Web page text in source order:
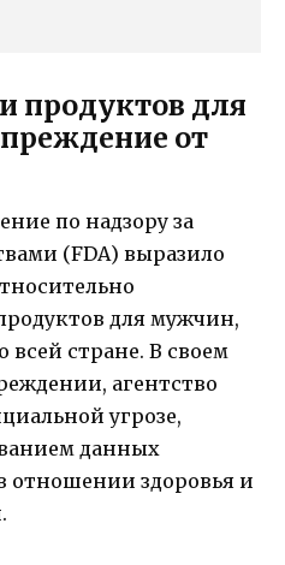
продуктов для
от
по надзору за
(FDA) выразило
для мужчин,
стране. В своем
агентство
угрозе,
данных
отношении здоровья и